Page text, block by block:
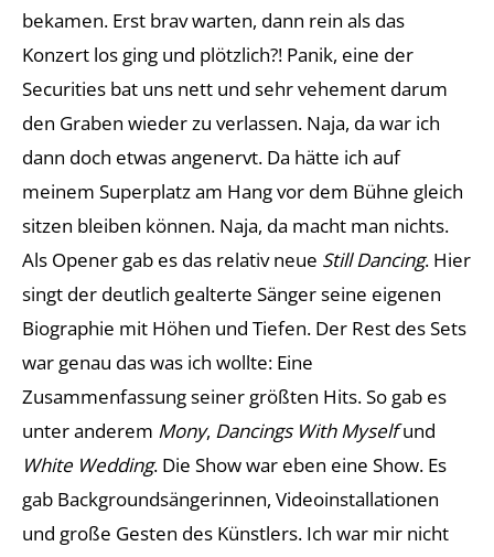
bekamen. Erst brav warten, dann rein als das
Konzert los ging und plötzlich?! Panik, eine der
Securities bat uns nett und sehr vehement darum
den Graben wieder zu verlassen. Naja, da war ich
dann doch etwas angenervt. Da hätte ich auf
meinem Superplatz am Hang vor dem Bühne gleich
sitzen bleiben können. Naja, da macht man nichts.
Als Opener gab es das relativ neue Still Dancing. Hier
singt der deutlich gealterte Sänger seine eigenen
Biographie mit Höhen und Tiefen. Der Rest des Sets
war genau das was ich wollte: Eine
Zusammenfassung seiner größten Hits. So gab es
unter anderem Mony, Dancings With Myselfund
White Wedding. Die Show war eben eine Show. Es
gab Backgroundsängerinnen, Videoinstallationen
und große Gesten des Künstlers. Ich war mir nicht